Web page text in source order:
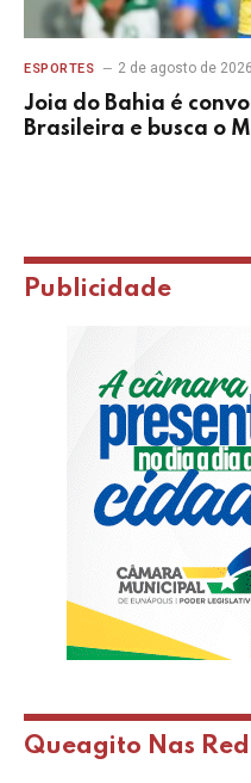
ESPORTES 2 de agosto de 2026
Joia do Bahia é
Brasileira e busca o
Publicidade
Queagito Nas